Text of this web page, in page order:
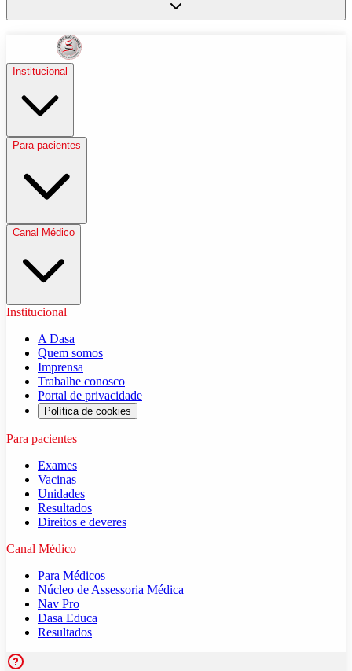
Institucional
Para pacientes
Canal Médico
Institucional
A Dasa
Quem somos
Imprensa
Trabalhe conosco
Portal de privacidade
Política de cookies
Para pacientes
Exames
Vacinas
Unidades
Resultados
Direitos e deveres
Canal Médico
Para Médicos
Núcleo de Assessoria Médica
Nav Pro
Dasa Educa
Resultados